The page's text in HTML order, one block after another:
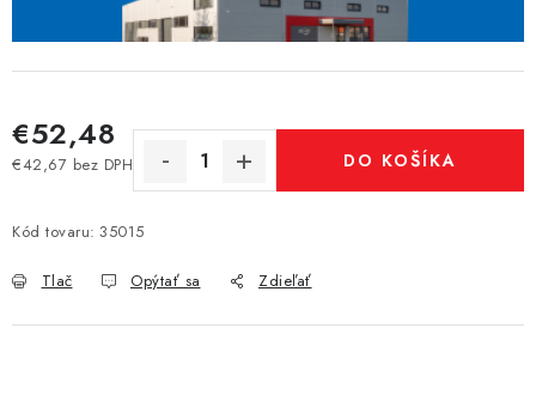
€52,48
€42,67 bez DPH
Jednotková cena:
DO KOŠÍKA
Kód tovaru: 35015
Tlač Opýtať sa Zdieľať